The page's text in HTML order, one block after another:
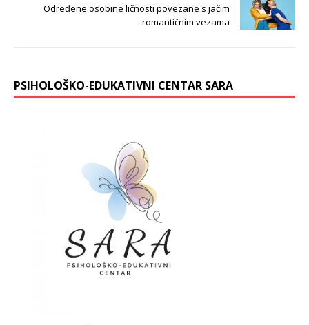
Određene osobine ličnosti povezane s jačim
romantičnim vezama
PSIHOLOŠKO-EDUKATIVNI CENTAR SARA